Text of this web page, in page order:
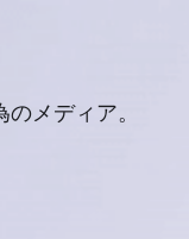
のメディア。